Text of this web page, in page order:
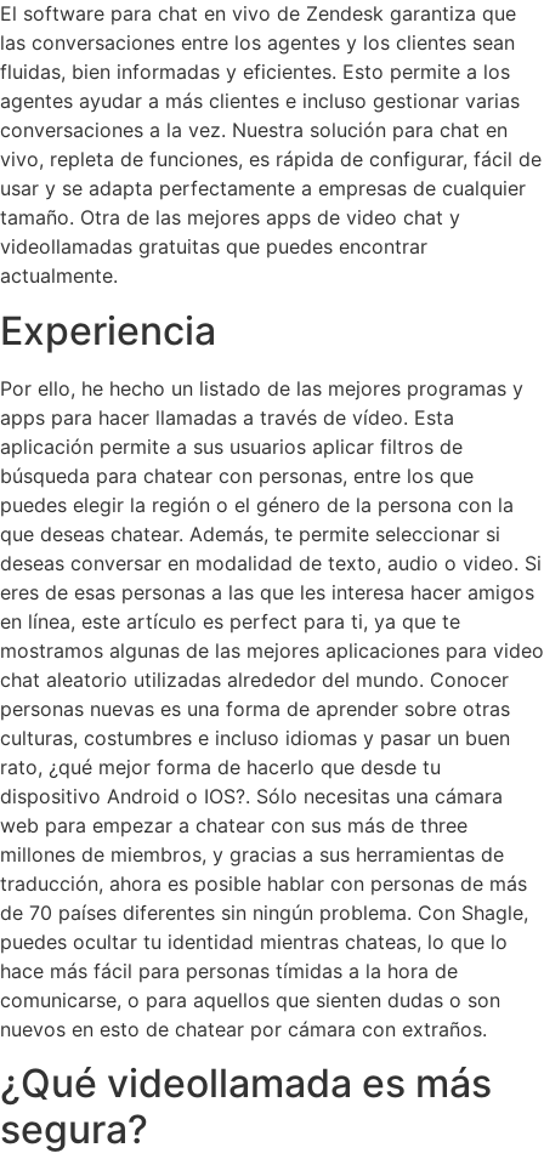
El software para chat en vivo de Zendesk garantiza que
las conversaciones entre los agentes y los clientes sean
fluidas, bien informadas y eficientes. Esto permite a los
agentes ayudar a más clientes e incluso gestionar varias
conversaciones a la vez. Nuestra solución para chat en
vivo, repleta de funciones, es rápida de configurar, fácil de
usar y se adapta perfectamente a empresas de cualquier
tamaño. Otra de las mejores apps de video chat y
videollamadas gratuitas que puedes encontrar
actualmente.
Experiencia
Por ello, he hecho un listado de las mejores programas y
apps para hacer llamadas a través de vídeo. Esta
aplicación permite a sus usuarios aplicar filtros de
búsqueda para chatear con personas, entre los que
puedes elegir la región o el género de la persona con la
que deseas chatear. Además, te permite seleccionar si
deseas conversar en modalidad de texto, audio o video. Si
eres de esas personas a las que les interesa hacer amigos
en línea, este artículo es perfect para ti, ya que te
mostramos algunas de las mejores aplicaciones para video
chat aleatorio utilizadas alrededor del mundo. Conocer
personas nuevas es una forma de aprender sobre otras
culturas, costumbres e incluso idiomas y pasar un buen
rato, ¿qué mejor forma de hacerlo que desde tu
dispositivo Android o IOS?. Sólo necesitas una cámara
web para empezar a chatear con sus más de three
millones de miembros, y gracias a sus herramientas de
traducción, ahora es posible hablar con personas de más
de 70 países diferentes sin ningún problema. Con Shagle,
puedes ocultar tu identidad mientras chateas, lo que lo
hace más fácil para personas tímidas a la hora de
comunicarse, o para aquellos que sienten dudas o son
nuevos en esto de chatear por cámara con extraños.
¿Qué videollamada es más
segura?